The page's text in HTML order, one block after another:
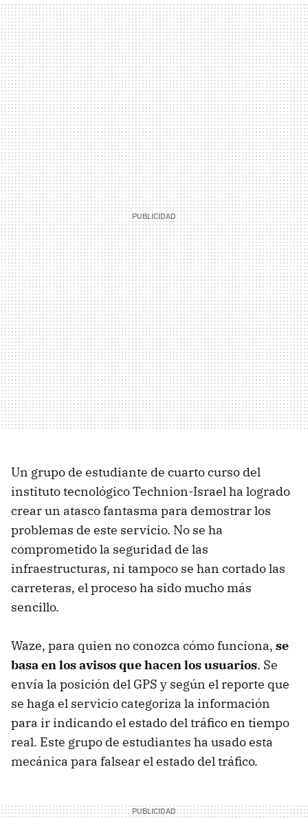
Un grupo de estudiante de cuarto curso del
instituto tecnológico Technion-Israel ha logrado
crear un atasco fantasma para demostrar los
problemas de este servicio. No se ha
comprometido la seguridad de las
infraestructuras, ni tampoco se han cortado las
carreteras, el proceso ha sido mucho más
sencillo.
Waze, para quien no conozca cómo funciona, se
basa en los avisos que hacen los usuarios. Se
envía la posición del GPS y según el reporte que
se haga el servicio categoriza la información
para ir indicando el estado del tráfico en tiempo
real. Este grupo de estudiantes ha usado esta
mecánica para falsear el estado del tráfico.